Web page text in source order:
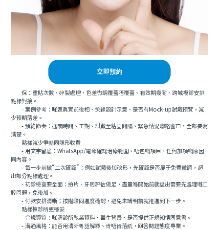
立即預約
保：重貼次數、碎裂處理、色差微調覆蓋唔覆蓋、有效期幾耐、跨城複診安排
點樣對接。
- 案例參考：睇返真實前後相、笑線設計示意、是否有Mock-up試戴預覽，減
少預期落差。
- 預約節奏：通關時間、工期、試戴至粘固間隔、緊急情況聯絡窗口，全部要寫
清楚。
點樣減少爭拗同隱形收費
- 用文字留底：WhatsApp/電郵確認治療範圍、唔包嘅項目、任何加項嘅原因
同內容。
- 每一步前做“二次確認”：例如試戴後加改形，先確認是否屬于免費微調，超
出部分點樣處理。
- 初診檢查要全面：拍片、牙周評估做足，盡量喺開始前就揾出需要先處理嘅口
腔問題，免後加。
- 付款安排清晰：按階段同進度確認，避免未講明前就推進到下一步。
點樣揀診所更穩妥
- 合規資質：睇清診所執業資料、醫生背景、是否提供正規知情同意書。
- 溝通風格：能否用清晰粵語解釋、肯唔肯落紙，回答問題態度專業。